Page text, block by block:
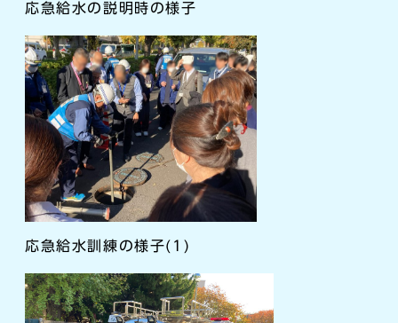
応急給水の説明時の様子
応急給水訓練の様子(1)